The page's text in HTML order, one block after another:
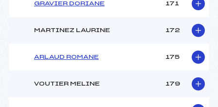
GRAVIER DORIANE 171
MARTINEZ LAURINE 172
ARLAUD ROMANE 175
VOUTIER MELINE 179